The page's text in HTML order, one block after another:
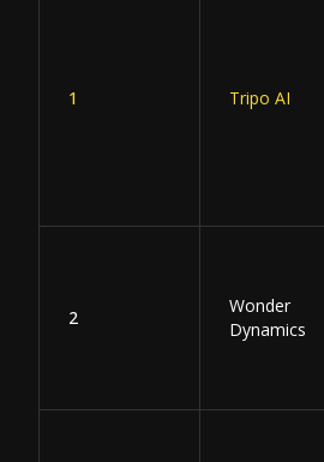
1 Tripo AI
2
Wonder
Dynamics